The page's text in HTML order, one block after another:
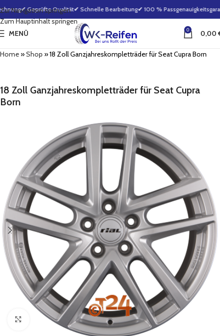
Zur Navigation springen
Zum Hauptinhalt springen
✔ Geprüfte Qualität✔ Schnelle Bearbeitung✔ 100 %
MENÜ 0 0,00
Home»Shop »18 Zoll Ganzjahreskompletträder für Seat Cupra Born
18 Zoll Ganzjahreskompletträder für Seat Cupra
Born
Zum Vergrößern klicken